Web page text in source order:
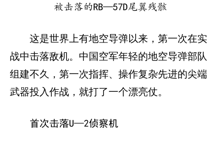
被击落的RB—57D尾翼残骸
这是世界上有地空导弹以来，第一次在实
战中击落敌机。中国空军年轻的地空导弹部队
组建不久，第一次指挥、操作复杂先进的尖端
武器投入作战，就打了一个漂亮仗。
首次击落U—2侦察机